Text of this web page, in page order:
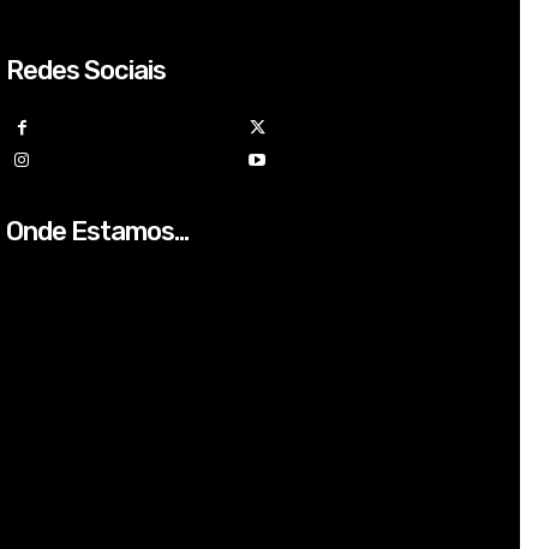
Redes Sociais
Onde Estamos...